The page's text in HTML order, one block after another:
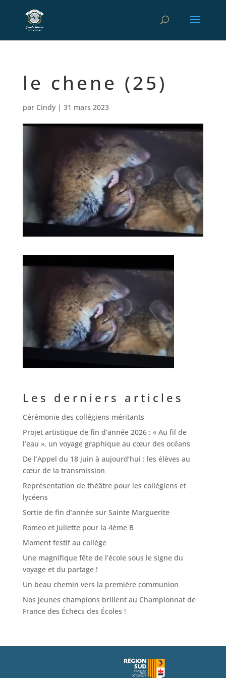
le chene (25)
par Cindy| 31 mars 2023
Les derniers articles
Cérémonie des collégiens méritants
Projet artistique de fin d’année 2026 : « Au fil de
l’eau », un voyage graphique au cœur des océans
De l’Appel du 18 juin à aujourd’hui : les élèves au
cœur de la transmission
Représentation de théâtre pour les collégiens et
lycéens
Sortie de fin d’année sur Sainte Marguerite
Romeo et Juliette pour la 4ème B
Moment festif au collège
Une magnifique fête de l’école sous le signe du
voyage et du partage !
Un beau chemin vers la première communion
Nos jeunes champions brillent au Championnat de
France des Échecs des Écoles !